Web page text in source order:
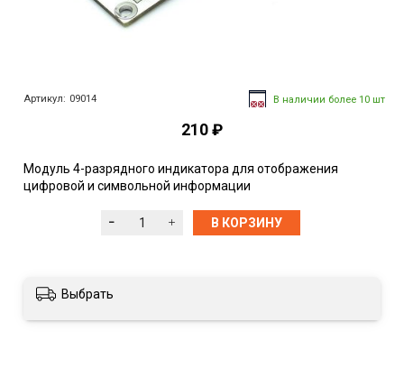
Артикул: 09014 В наличии более 10 шт
210 ₽
Модуль 4-разрядного индикатора для отображения
цифровой и символьной информации
В КОРЗИНУ
Выбрать